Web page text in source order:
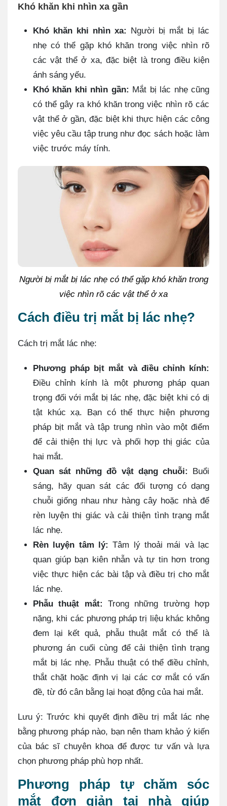
Khó khăn khi nhìn xa gần
Khó khăn khi nhìn xa:
Người bị mắt bị lác
nhẹ có thể gặp khó khăn trong việc nhìn rõ
các vật thể ở xa, đặc biệt là trong điều kiện
ánh sáng yếu.
Khó khăn khi nhìn gần: Mắt bị lác nhẹ cũng
có thể gây ra khó khăn trong việc nhìn rõ các
vật thể ở gần, đặc biệt khi thực hiện các công
việc yêu cầu tập trung như đọc sách hoặc làm
việc trước máy tính.
Người bị mắt bị lác nhẹ có thể gặp khó khăn trong
việc nhìn rõ các vật thể ở xa
Cách điều trị mắt bị lác nhẹ?
Cách trị mắt lác nhẹ:
Phương pháp bịt mắt và điều chỉnh kính:
Điều chỉnh kính là một phương pháp quan
trọng đối với mắt bị lác nhẹ, đặc biệt khi có dị
tật khúc xạ. Bạn có thể thực hiện phương
pháp bịt mắt và tập trung nhìn vào một điểm
để cải thiện thị lực và phối hợp thị giác của
hai mắt.
Quan sát những đồ vật dạng chuỗi: Buổi
sáng, hãy quan sát các đối tượng có dạng
chuỗi giống nhau như hàng cây hoặc nhà để
rèn luyện thị giác và cải thiện tình trạng mắt
lác nhẹ.
Rèn luyện tâm lý: Tâm lý thoải mái và lạc
quan giúp bạn kiên nhẫn và tự tin hơn trong
việc thực hiện các bài tập và điều trị cho mắt
lác nhẹ.
Phẫu thuật mắt: Trong những trường hợp
nặng, khi các phương pháp trị liệu khác không
đem lại kết quả, phẫu thuật mắt có thể là
phương án cuối cùng để cải thiện tình trạng
mắt bị lác nhẹ. Phẫu thuật có thể điều chỉnh,
thắt chặt hoặc định vị lại các cơ mắt có vấn
đề, từ đó cân bằng lại hoạt động của hai mắt.
Lưu ý: Trước khi quyết định điều trị mắt lác nhẹ
bằng phương pháp nào, bạn nên tham khảo ý kiến
của bác sĩ chuyên khoa để được tư vấn và lựa
chọn phương pháp phù hợp nhất.
Phương pháp tự chăm sóc
mắt đơn giản tại nhà giúp